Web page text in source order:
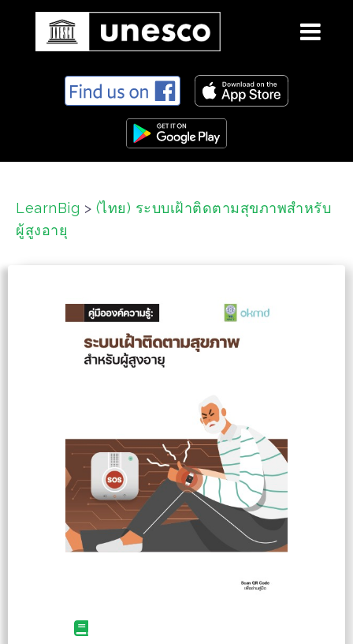
e
LearnBig > (ไทย) ระบบเฝ้าติดตามสุขภาพสำหรับ
ผู้สูงอายุ